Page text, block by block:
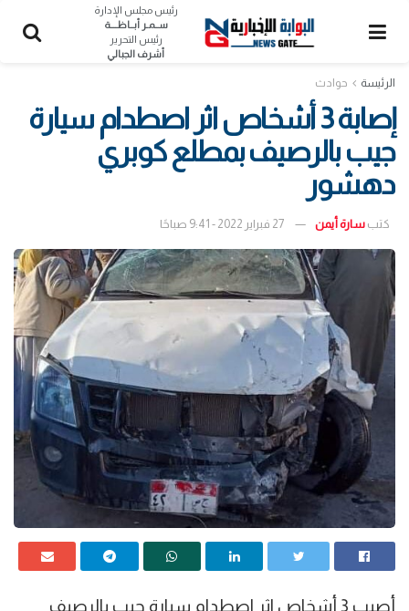
رئيس مجلس الإدارة
ســمـر أبــاظــــة
رئيس التحرير
أشرف الجبالي
الرئيسة حوادث
إصابة 3 أشخاص اثر اصطدام سيارة
جيب بالرصيف بمطلع كوبري
دهشور
كتب سارة أيمن 27 فبراير 2022 - 9:41 صباحًا
أصيب 3 أشخاص اثر اصطدام سيارة جيب بالرصيف